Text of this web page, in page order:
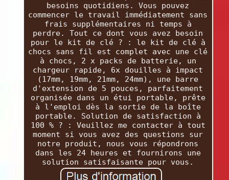
besoins quotidiens. Vous pouvez
commencer le travail immédiatement sans
frais supplémentaires ni temps à
perdre. Tout ce dont vous avez besoin
pour le kit de clé ? : le kit de clé à
chocs sans fil est complet avec une clé
à chocs, 2 x packs de batterie, un
chargeur rapide, 6x douilles à impact
(17mm, 19mm, 21mm, 24mm), une barre
d'extension de 5 pouces, parfaitement
organisée dans un étui portable, prête
à l'emploi dès la sortie de la boîte
portable. Solution de satisfaction à
100 % ? : Veuillez me contacter à tout
moment si vous avez des questions sur
notre produit, nous vous répondrons
dans les 24 heures et fournirons une
solution satisfaisante pour vous.